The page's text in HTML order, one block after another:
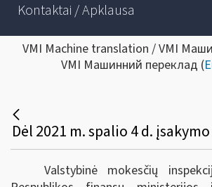
Kontaktai / Apklausa
VMI Machine translation / VMI
VMI Машинний переклад (
Valstybinė mokesčių